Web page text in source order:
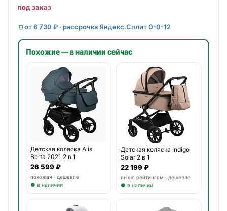
под заказ
от 6 730 ₽ · рассрочка Яндекс.Сплит 0-0-12
Похожие — в наличии сейчас
Детская коляска Alis
Berta 2021 2 в 1
26 599 ₽
похожая · дешевле
● в наличии
Детская коляска Indigo
Solar 2 в 1
22 199 ₽
выше рейтингом · дешевле
● в наличии